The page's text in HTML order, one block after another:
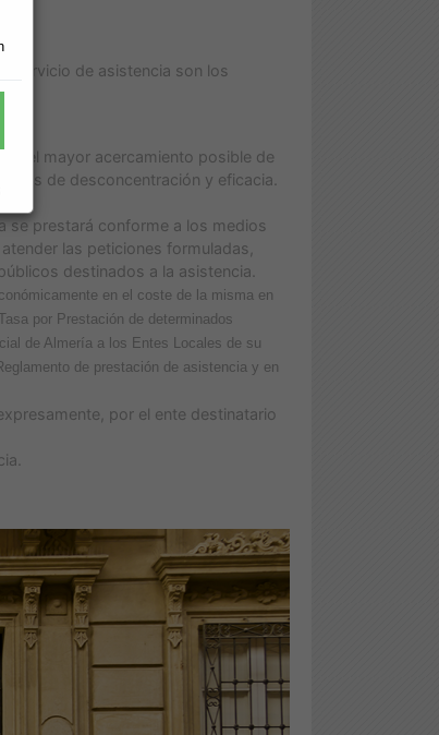
servicio de asistencia son los
el mayor acercamiento posible de
de desconcentración y eficacia.
se prestará conforme a los medios
las peticiones formuladas,
destinados a la asistencia.
en el coste de la misma en
por Prestación de determinados
de Almería a los Entes Locales de su
de prestación de asistencia y en
por el ente destinatario